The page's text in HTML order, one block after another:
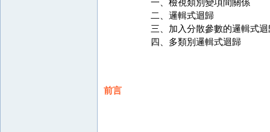
一、檢視類別變項間關係
二、邏輯式迴歸
三、加入分散參數的邏輯式迴
四、多類別邏輯式迴歸
前言